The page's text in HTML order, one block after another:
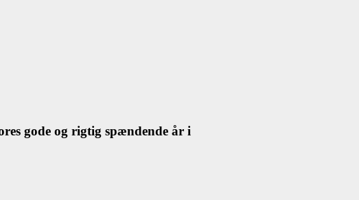
gode og rigtig spændende år i